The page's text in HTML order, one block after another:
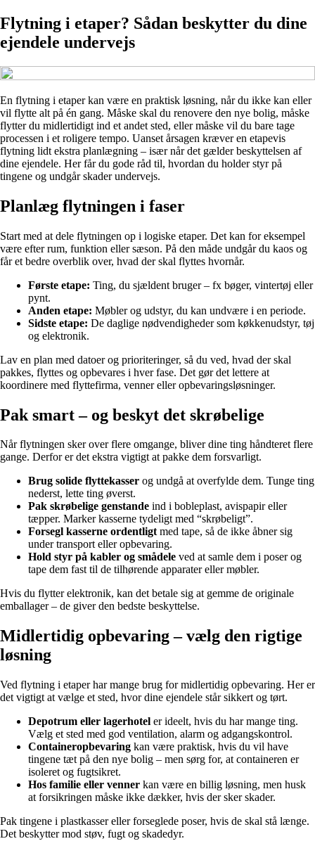
Flytning i etaper? Sådan beskytter du dine
ejendele undervejs
En flytning i etaper kan være en praktisk løsning, når du ikke kan eller
vil flytte alt på én gang. Måske skal du renovere den nye bolig, måske
flytter du midlertidigt ind et andet sted, eller måske vil du bare tage
processen i et roligere tempo. Uanset årsagen kræver en etapevis
flytning lidt ekstra planlægning – især når det gælder beskyttelsen af
dine ejendele. Her får du gode råd til, hvordan du holder styr på
tingene og undgår skader undervejs.
Planlæg flytningen i faser
Start med at dele flytningen op i logiske etaper. Det kan for eksempel
være efter rum, funktion eller sæson. På den måde undgår du kaos og
får et bedre overblik over, hvad der skal flyttes hvornår.
Første etape: Ting, du sjældent bruger – fx bøger, vintertøj eller
pynt.
Anden etape: Møbler og udstyr, du kan undvære i en periode.
Sidste etape: De daglige nødvendigheder som køkkenudstyr, tøj
og elektronik.
Lav en plan med datoer og prioriteringer, så du ved, hvad der skal
pakkes, flyttes og opbevares i hver fase. Det gør det lettere at
koordinere med flyttefirma, venner eller opbevaringsløsninger.
Pak smart – og beskyt det skrøbelige
Når flytningen sker over flere omgange, bliver dine ting håndteret flere
gange. Derfor er det ekstra vigtigt at pakke dem forsvarligt.
Brug solide flyttekasser og undgå at overfylde dem. Tunge ting
nederst, lette ting øverst.
Pak skrøbelige genstande ind i bobleplast, avispapir eller
tæpper. Marker kasserne tydeligt med “skrøbeligt”.
Forsegl kasserne ordentligtmed tape, så de ikke åbner sig
under transport eller opbevaring.
Hold styr på kabler og smådele ved at samle dem i poser og
tape dem fast til de tilhørende apparater eller møbler.
Hvis du flytter elektronik, kan det betale sig at gemme de originale
emballager – de giver den bedste beskyttelse.
Midlertidig opbevaring – vælg den rigtige
løsning
Ved flytning i etaper har mange brug for midlertidig opbevaring. Her er
det vigtigt at vælge et sted, hvor dine ejendele står sikkert og tørt.
Depotrum eller lagerhotel er ideelt, hvis du har mange ting.
Vælg et sted med god ventilation, alarm og adgangskontrol.
Containeropbevaring kan være praktisk, hvis du vil have
tingene tæt på den nye bolig – men sørg for, at containeren er
isoleret og fugtsikret.
Hos familie eller venner kan være en billig løsning, men husk
at forsikringen måske ikke dækker, hvis der sker skader.
Pak tingene i plastkasser eller forseglede poser, hvis de skal stå længe.
Det beskytter mod støv, fugt og skadedyr.